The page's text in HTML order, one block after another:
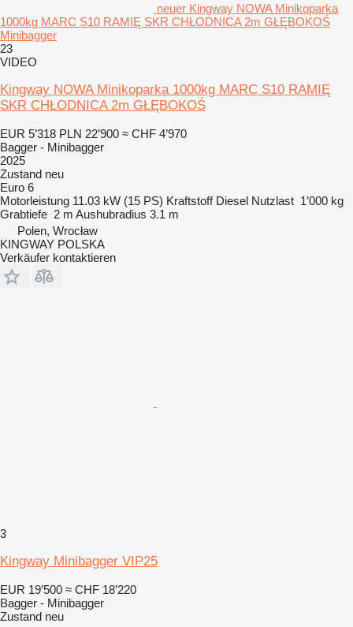
neuer Kingway NOWA Minikoparka
1000kg MARC S10 RAMIĘ SKR CHŁODNICA 2m GŁĘBOKOŚ
Minibagger
23
VIDEO
Kingway NOWA Minikoparka 1000kg MARC S10 RAMIĘ
SKR CHŁODNICA 2m GŁĘBOKOŚ
EUR 5’318 PLN 22’900 ≈ CHF 4’970
Bagger - Minibagger
2025
Zustand neu
Euro 6
Motorleistung 11.03 kW (15 PS) Kraftstoff Diesel Nutzlast 1’000 kg
Grabtiefe 2 m Aushubradius 3.1 m
Polen, Wrocław
KINGWAY POLSKA
Verkäufer kontaktieren
3
Kingway Minibagger VIP25
EUR 19’500 ≈ CHF 18’220
Bagger - Minibagger
Zustand neu